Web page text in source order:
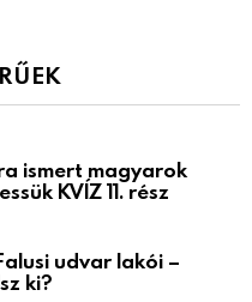
ismert magyarok
KVÍZ 11. rész
udvar lakói –
ki?